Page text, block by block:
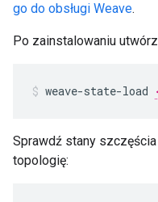
go do obsługi Weave.
Po zainstalowaniu
weave-state-load
Sprawdź stany
topologię: